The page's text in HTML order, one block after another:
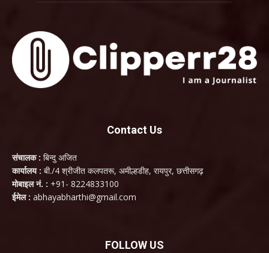
Contact Us
संचालक : बिन्दु अजित
कार्यालय : बी./4 श्रीजीत कलपतरू, अमील्हडीह, रायपुर, छत्तीसगढ़
मोबाइल नं. : +91- 8224833100
ईमेल : abhayabharthi@gmail.com
FOLLOW US